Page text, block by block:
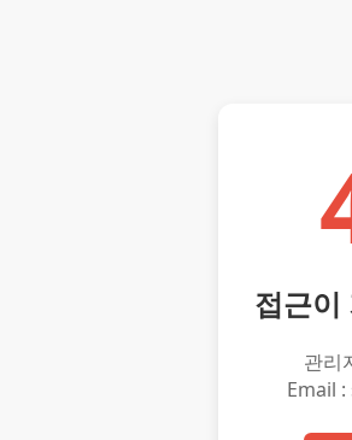
접근이
관리
Email